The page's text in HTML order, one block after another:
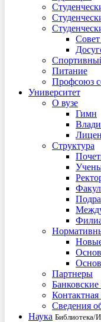
Питание
Профсоюз
Университет
О вузе
Гимн
Структура
Партнеры
Сведения
Наука Библиотека/